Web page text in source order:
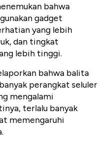
bahwa
gadget
yang lebih
dan tingkat
lebih tinggi.
bahwa balita
perangkat seluler
mengalami
terlalu banyak
memengaruhi